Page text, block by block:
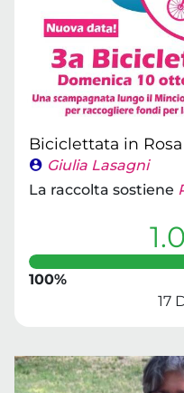
Biciclettata in Rosa
Giulia Lasagni
La raccolta sostiene
100%
17